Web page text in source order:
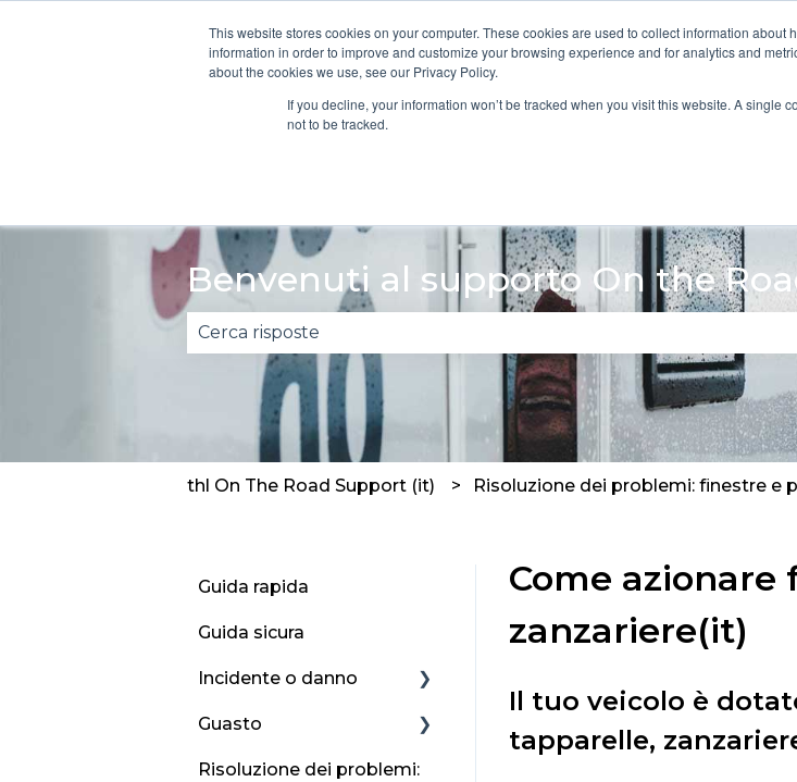
This website stores cookies on your computer. These cookies are used to collect information
information in order to improve and customize your browsing experience and for analytics and
about the cookies we use, see our Privacy Policy.
If you decline, your information won’t be tracked when you visit this website. A single
not to be tracked.
Guida
rapida
Guida
sicura
danno
Mostra
Benvenuti al supporto On the
Non sono presenti suggerimenti perché il campo di ricerca è
thl On The Road Support (it) Risoluzione dei problemi: finestre e
Come
zanzariere(it)
Il tuo veicolo è
tapparelle,
Guida rapida
Guida sicura
Incidente o danno
Incidente
Segnala un incidente o
Guasto
Gomma a terra
Risoluzione dei problemi: